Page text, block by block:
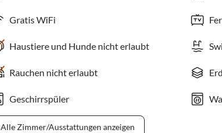
Gratis WiFi
Haustiere und Hunde nicht erlaubt
Rauchen nicht erlaubt
Geschirrspüler
Alle Zimmer/Ausstattungen anzeigen